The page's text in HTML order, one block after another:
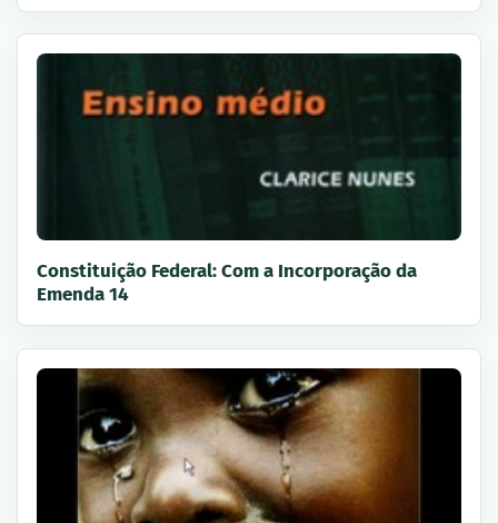
Constituição Federal: Com a Incorporação da
Emenda 14